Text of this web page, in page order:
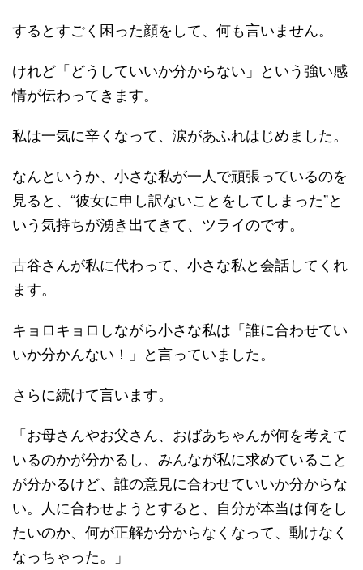
するとすごく困った顔をして、何も言いません。
けれど「どうしていいか分からない」という強い感
情が伝わってきます。
私は一気に辛くなって、涙があふれはじめました。
なんというか、小さな私が一人で頑張っているのを
見ると、“彼女に申し訳ないことをしてしまった”と
いう気持ちが湧き出てきて、ツライのです。
古谷さんが私に代わって、小さな私と会話してくれ
ます。
キョロキョロしながら小さな私は「誰に合わせてい
いか分かんない！」と言っていました。
さらに続けて言います。
「お母さんやお父さん、おばあちゃんが何を考えて
いるのかが分かるし、みんなが私に求めていること
が分かるけど、誰の意見に合わせていいか分からな
い。人に合わせようとすると、自分が本当は何をし
たいのか、何が正解か分からなくなって、動けなく
なっちゃった。」